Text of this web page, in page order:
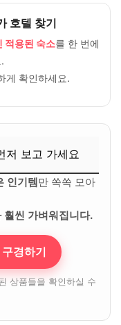
호텔 찾기
적용된 숙소를 한 번에
게 확인하세요.
저 보고 가세요
인기템만 쏙쏙 모아
훨씬 가벼워집니다.
경하기
상품들을 확인하실 수